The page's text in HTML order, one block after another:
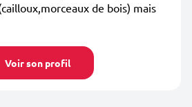
de bois) mais
Voir son profil